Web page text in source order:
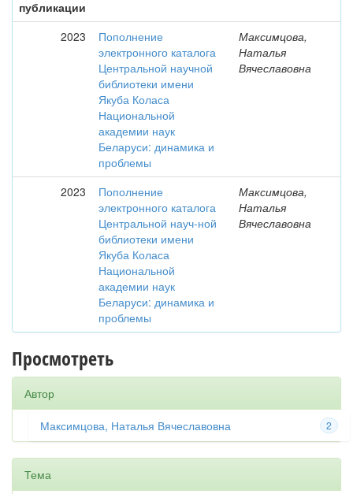
публикации
2023
Пополнение
электронного каталога
Центральной научной
библиотеки имени
Якуба Коласа
Национальной
академии наук
Беларуси: динамика и
проблемы
Максимцова,
Наталья
Вячеславовна
2023
Пополнение
электронного каталога
Центральной науч-ной
библиотеки имени
Якуба Коласа
Национальной
академии наук
Беларуси: динамика и
проблемы
Максимцова,
Наталья
Вячеславовна
Просмотреть
Автор
2
Максимцова, Наталья Вячеславовна
Тема